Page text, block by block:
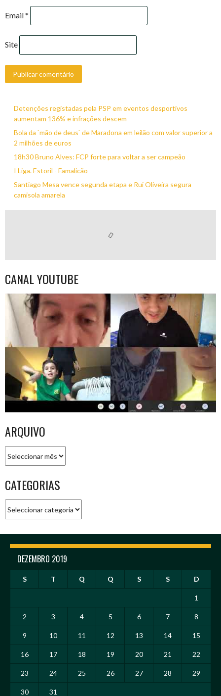
Email*
Site
Detenções registadas pela PSP em eventos desportivos
aumentam 136% e infrações descem
Bola da `mão de deus` de Maradona em leilão com valor superior a
2 milhões de euros
18h30 Bruno Alves: FCP forte para voltar a ser campeão
I Liga. Estoril - Famalicão
Santiago Mesa vence segunda etapa e Rui Oliveira segura
camisola amarela
CANAL YOUTUBE
ARQUIVO
CATEGORIAS
DEZEMBRO 2019
S T Q Q S S D
1
2 3 4 5 6 7 8
9 10 11 12 13 14 15
16 17 18 19 20 21 22
23 24 25 26 27 28 29
30 31